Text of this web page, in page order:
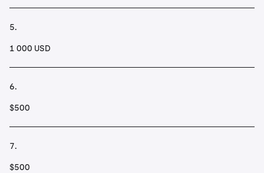
5.
1 000 USD
6.
$500
7.
$500